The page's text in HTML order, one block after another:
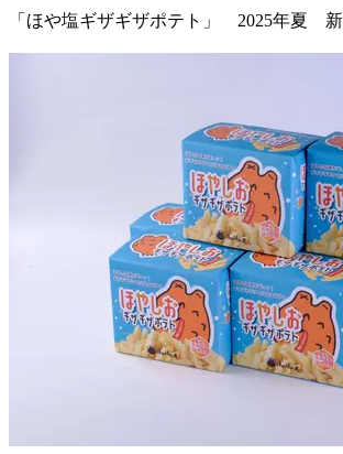
「ほや塩ギザギザポテト」 2025年夏